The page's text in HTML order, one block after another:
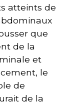
atteints de
que
de la
et
le
de
de la